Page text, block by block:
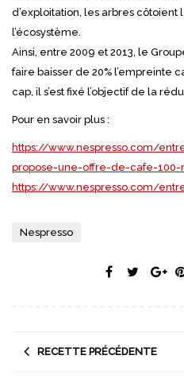
d’exploitation, les arbres côtoient
l’écosystème.
Ainsi, entre 2009 et 2013, le
faire baisser de 20% l’empreinte
cap, il s’est fixé l’objectif de la
Pour en savoir plus :
https://www.nespresso.com/
propose-une-offre-de-cafe-
https://www.nespresso.com/
Nespresso
RECETTE PRÉCÉDENTE